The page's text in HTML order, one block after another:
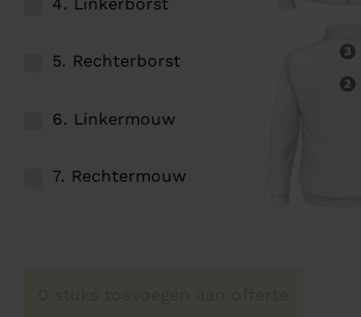
4. Linkerborst
5. Rechterborst
6. Linkermouw
7. Rechtermouw